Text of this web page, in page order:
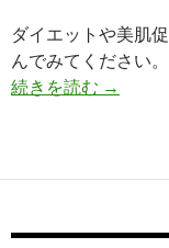
ダイエットや美肌
んでみてください。
続きを読む ココナ
→